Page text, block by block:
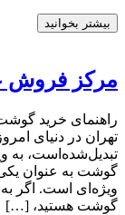
بیشتر بخوانید
مرکز فروش
راهنمای خرید
تهران در دنیای
تبدیل‌شده‌است، به
گوشت به عنوان یکی
ویژه‌ای است. اگر به
گوشت هستید، […]